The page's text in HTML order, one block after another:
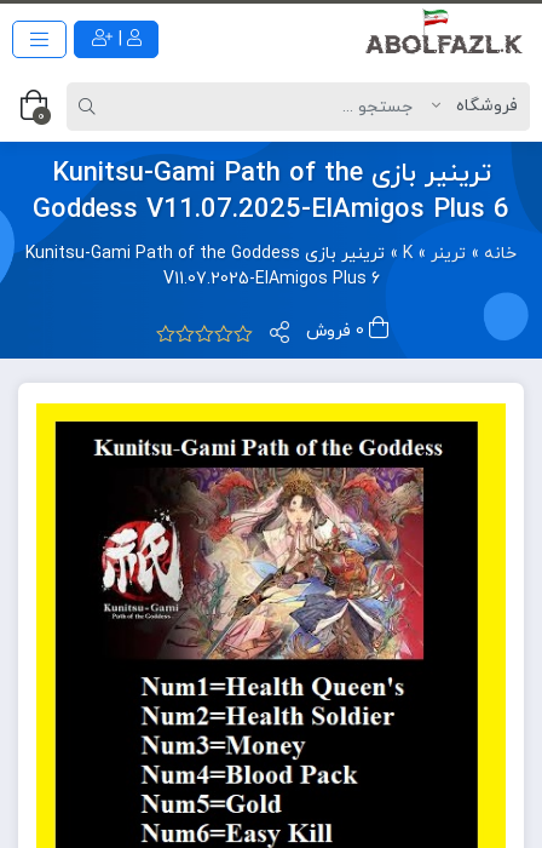
0
ترینیر بازی Kunitsu-Gami Path of the
Goddess V11.07.2025-ElAmigos Plus 6
خانه » ترینر »
K
»
ترینیر بازی Kunitsu-Gami Path of the Goddess
V11.07.2025-ElAmigos Plus 6